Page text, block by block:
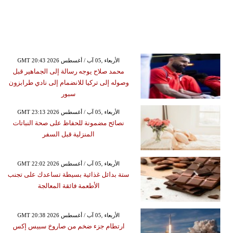
GMT 20:43 2026 الأربعاء ,05 آب / أغسطس
محمد صلاح يوجه رسالة إلى الجماهير قبل
وصوله إلى تركيا للانضمام إلى نادي طرابزون
سبور
GMT 23:13 2026 الأربعاء ,05 آب / أغسطس
نصائح مضمونة للحفاظ على صحة النباتات
المنزلية قبل السفر
GMT 22:02 2026 الأربعاء ,05 آب / أغسطس
ستة بدائل غذائية بسيطة تساعدك على تجنب
الأطعمة فائقة المعالجة
GMT 20:38 2026 الأربعاء ,05 آب / أغسطس
ارتطام جزء ضخم من صاروخ سبيس إكس